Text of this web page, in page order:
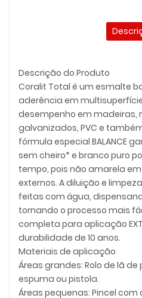
Descrição do Produto
Coralit Total é um esmalte
aderência em
desempenho em madeiras,
galvanizados, PVC e
fórmula especial BALANCE
sem cheiro* e branco puro
tempo, pois não amarela
externos. A diluição e
feitas com água,
tornando o processo mais
completa para aplicação
durabilidade de 10 anos.
Materiais de aplicação
Áreas grandes: Rolo de lã de
espuma ou pistola.
Áreas pequenas: Pincel